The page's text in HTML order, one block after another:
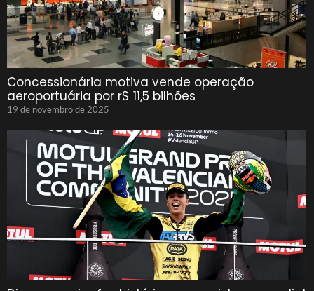
Concessionária motiva vende operação
aeroportuária por r$ 11,5 bilhões
19 de novembro de 2025